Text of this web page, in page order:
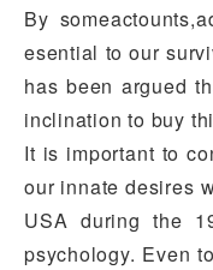
By
esential to our
has been argued
inclination to buy
It is important to
our innate desires
USA during the
psychology. Even